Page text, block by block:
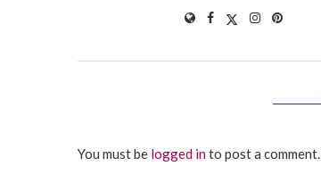
You must be logged into post a comment.